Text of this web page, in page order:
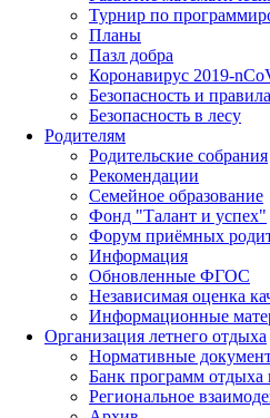
Турнир по
Планы
Пазл добра
Коронавирус 2019-
Безопасность и
Безопасность в лесу
Родителям
Родительские собрания
Рекомендации
Семейное образование
Фонд "Талант и успех"
Форум приёмных
Информация
Обновленные ФГОС
Независимая оценка
Информационные
Организация летнего отдыха
Нормативные
Банк программ отдыха
Региональное